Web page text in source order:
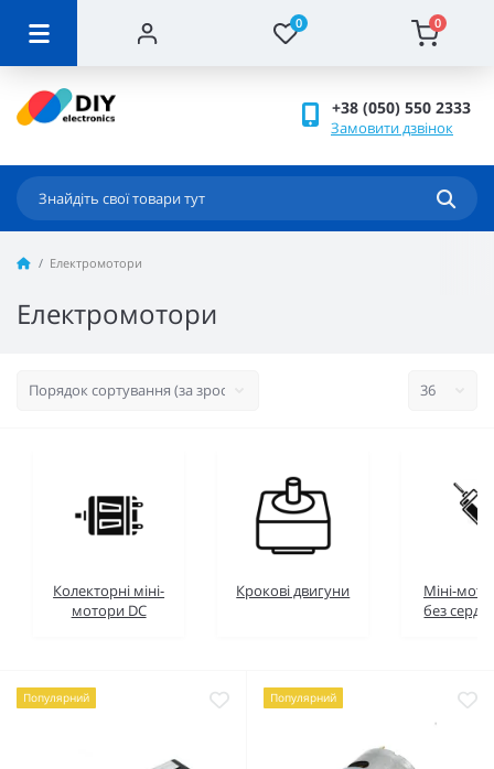
0 0
+38 (050) 550 2333
Замовити дзвінок
Електромотори
Електромотори
Колекторні міні-
мотори DC
Крокові двигуни
Міні-
без
Популярний Популярний